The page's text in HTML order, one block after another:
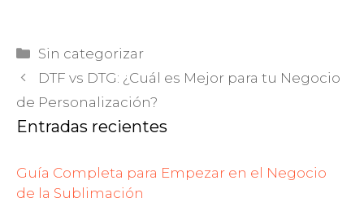
Sin categorizar
DTF vs DTG: ¿Cuál es Mejor para tu Negocio
de Personalización?
Entradas recientes
Guía Completa para Empezar en el Negocio
de la Sublimación